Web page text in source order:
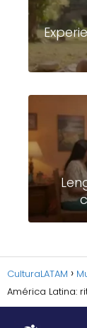
CulturaLATAM
América Latina: